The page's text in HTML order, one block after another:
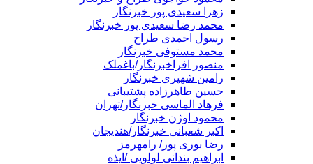
زهرا سعیدی پور خبرنگار
محمد رضا سعیدی پور خبرنگار
رسول احمدی طراح
محمد مستوفی خبرنگار
منصور افراخبرنگار/باغملک
رامین شهپری خبرنگار
حسین طاهرزاده پشتیبانی
فرهاد الماسی خبرنگار/تهران
محمود اوژن خبرنگار
اکبر شعبانی خبرنگار/هندیجان
رضا بوری پور/ رامهرمز
ابراهیم بندانی لولویی /ایذه